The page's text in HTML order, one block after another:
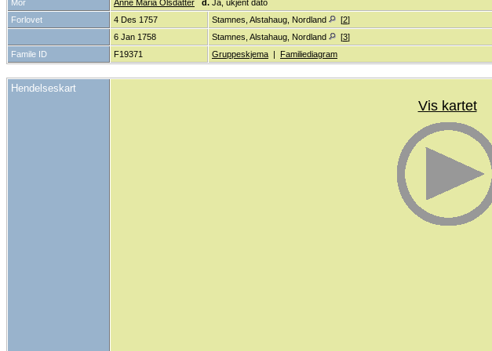
Mor Anne Maria Olsdatter d. Ja, ukjent dato
Forlovet
4 Des 1757 Stamnes, Alstahaug, Nordland [2]
6 Jan 1758
Stamnes, Alstahaug, Nordland [3]
Famile ID
F19371 Gruppeskjema | Familiediagram
Hendelseskart
Vis kartet